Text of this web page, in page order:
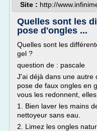
Site : http://
Quelles sont les
pose d'ongles ...
Quelles sont les
gel ?
question de : pascale
J'ai déjà dans une autre
pose de faux ongles en
vous les redonnent,
1. Bien laver les mains
nettoyeur sans eau.
2. Limez les ongles